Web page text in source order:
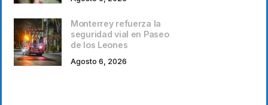
Monterrey refuerza la
seguridad vial en Paseo
de los Leones
Agosto 6, 2026